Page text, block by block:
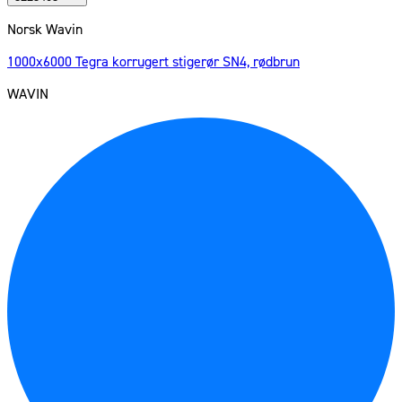
Norsk Wavin
1000x6000 Tegra korrugert stigerør SN4, rødbrun
WAVIN